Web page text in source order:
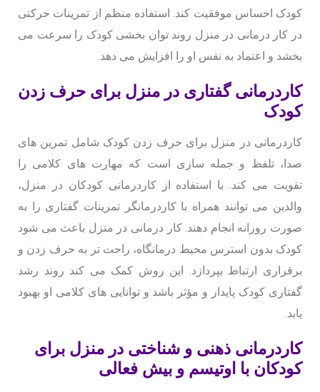
کودک احساس موفقیت کند. استفاده منظم از تمرینات حرکتی
در کار درمانی در منزل روند توان بخشی کودک را سرعت می
بخشد و اعتماد به نفس او را افزایش می دهد.
کاردرمانی گفتاری در منزل برای حرف زدن
کودک
کاردرمانی در منزل برای حرف زدن کودک شامل تمرین های
صدا، تلفظ و جمله سازی است که مهارت های کلامی را
تقویت می کند. با استفاده از کاردرمانی کودکان در منزل،
والدین می توانند همراه با کاردرمانگر تمرینات گفتاری را به
صورت روزانه انجام دهند. کار درمانی در منزل باعث می شود
کودک بدون استرس محیط درمانگاه، راحت تر به حرف زدن و
برقراری ارتباط بپردازد. این روش کمک می کند روند رشد
گفتاری کودک پایدار و مؤثر باشد و توانایی های کلامی او بهبود
یابد.
کاردرمانی ذهنی و شناختی در منزل برای
کودکان با اوتیسم و بیش فعالی